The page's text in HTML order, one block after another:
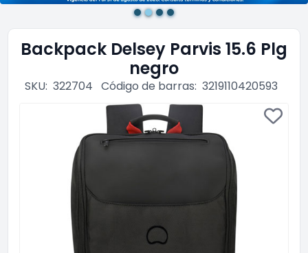
Backpack Delsey Parvis 15.6 Plg
negro
SKU: 322704 Código de barras: 3219110420593